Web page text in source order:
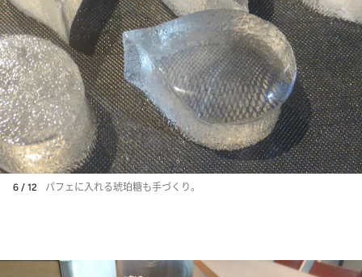
6 / 12 パフェに入れる琥珀糖も手づくり。